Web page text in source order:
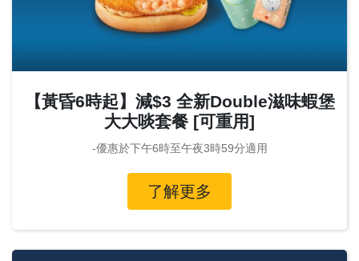
【黃昏6時起】減$3 全新Double滋味蝦堡
大大啖套餐 [可重用]
-優惠於下午6時至午夜3時59分適用
了解更多